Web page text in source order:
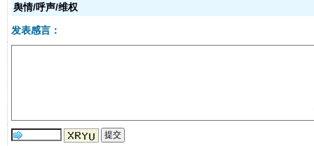
受贿1.44亿！段成刚被判无期 从幼
舆情/呼声/维权
发表感言：